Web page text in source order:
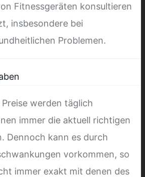
Fitnessgeräten konsultieren
insbesondere bei
Problemen.
werden täglich
immer die aktuell richtigen
Dennoch kann es durch
vorkommen, so
immer exakt mit denen des